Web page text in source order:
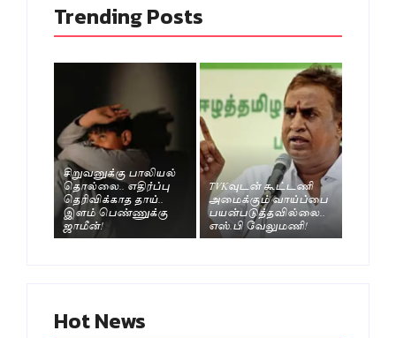
Trending Posts
சிறுவனுக்கு பாலியல்
தொல்லை.. எதிர்ப்பு
தெரிவிக்காத தாய்..
இளம் பெண்ணுக்கு
ஜாமீன்!
TVKவுடன் கூட்டணி
அமைக்கும் வாய்ப்பை
பயன்படுத்தவில்லை..
எஸ்.பி வேலுமணி!
Hot News